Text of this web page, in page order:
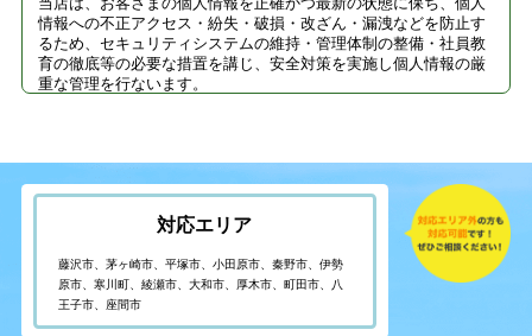
情報への不正アクセス・紛失・破損・改ざん・漏洩などを防止す
るため、セキュリティシステムの維持・管理体制の整備・社員教
育の徹底等の必要な措置を講じ、安全対策を実施し個人情報の厳
重な管理を行ないます。
付に利用いたします。
個人情報の第三者への開示・提供の禁止
当店は、お客さまよりお預かりした個人情報を適切に管理し、次
のいずれかに該当する場合を除き、個人情報を第三者に開示いた
・お客さまの同意がある場合
・お客さまが希望されるサービスを行なうために業務を委託する
業者に対して開示する場合
・法令に基づき開示することが必要である場合
対応エリア
藤沢市、茅ヶ崎市、平塚市、小田原市、秦野市、伊勢
原市、寒川町、綾瀬市、大和市、厚木市、町田市、八
王子市、座間市